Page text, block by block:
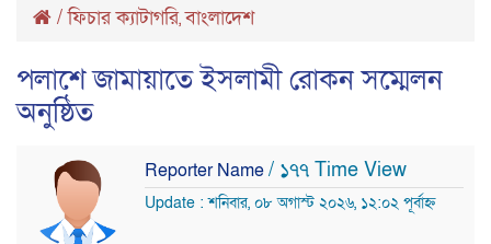
/ফিচার ক্যাটাগরি,বাংলাদেশ
পলাশে জামায়াতে ইসলামী রোকন সম্মেলন
অনুষ্ঠিত
Reporter Name/ ১৭৭ Time View
Update : শনিবার, ০৮ অগাস্ট ২০২৬, ১২:০২ পূর্বাহ্ন